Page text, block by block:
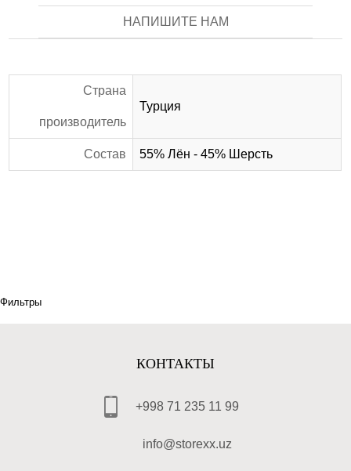
НАПИШИТЕ НАМ
Страна
производитель
Турция
Состав 55% Лён - 45% Шерсть
Фильтры
КОНТАКТЫ
+998 71 235 11 99
info@storexx.uz